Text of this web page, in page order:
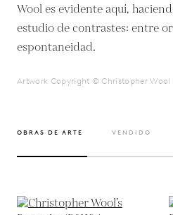
Wool es evidente aquí,
estudio de contrastes: entre
espontaneidad.
Artwork Copyright © Christopher Wool
OBRAS DE ARTE VENDIDO